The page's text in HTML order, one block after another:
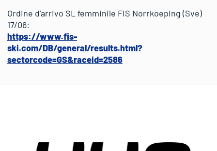
Ordine d’arrivo SL femminile FIS Norrkoeping (Sve)
17/06:
https://www.fis-
ski.com/DB/general/results.html?
sectorcode=GS&raceid=2586